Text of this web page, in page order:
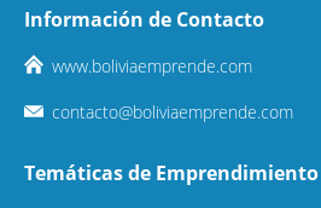
Información de Contacto
www.boliviaemprende.com
contacto@boliviaemprende.com
Temáticas de Emprendimiento